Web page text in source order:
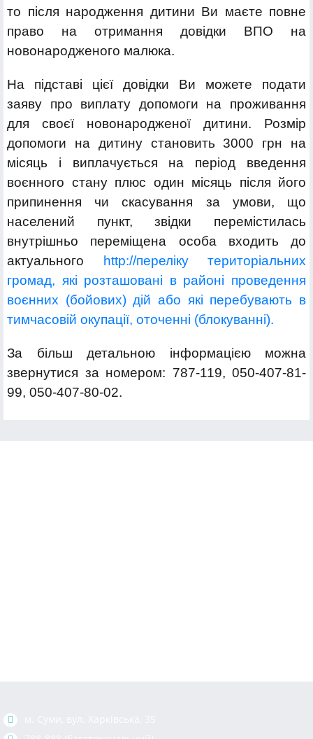
то після народження дитини Ви маєте повне
право на отримання довідки ВПО на
новонародженого малюка.
На підставі цієї довідки Ви можете подати
заяву про виплату допомоги на проживання
для своєї новонародженої дитини. Розмір
допомоги на дитину становить 3000 грн на
місяць і виплачується на період введення
воєнного стану плюс один місяць після його
припинення чи скасування за умови, що
населений пункт, звідки перемістилась
внутрішньо переміщена особа входить до
актуального
http://переліку територіальних
громад, які розташовані в районі проведення
воєнних (бойових) дій або які перебувають в
тимчасовій окупації, оточенні (блокуванні).
За більш детальною інформацією можна
звернутися за номером: 787-119, 050-407-81-
99, 050-407-80-02.